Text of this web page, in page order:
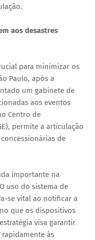
aos desastres
para minimizar os
Paulo, após a
um gabinete de
aos eventos
Centro de
permite a articulação
de
importante na
uso do sistema de
se vital ao notificar a
que os dispositivos
visa garantir
às